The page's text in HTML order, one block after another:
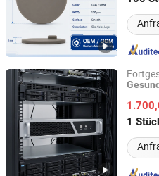
1
Hunan Eter Medical Co., Ltd.
Hunan, China